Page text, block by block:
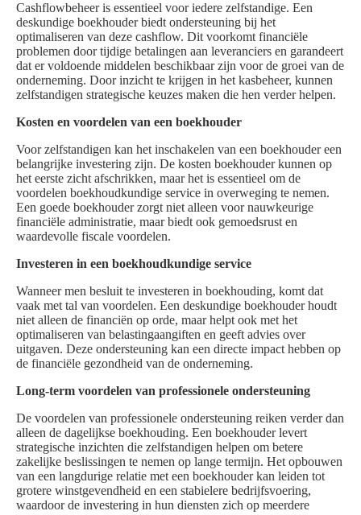
Cashflowbeheer is essentieel voor iedere zelfstandige. Een
deskundige boekhouder biedt ondersteuning bij het
optimaliseren van deze cashflow. Dit voorkomt financiële
problemen door tijdige betalingen aan leveranciers en garandeert
dat er voldoende middelen beschikbaar zijn voor de groei van de
onderneming. Door inzicht te krijgen in het kasbeheer, kunnen
zelfstandigen strategische keuzes maken die hen verder helpen.
Kosten en voordelen van een boekhouder
Voor zelfstandigen kan het inschakelen van een boekhouder een
belangrijke investering zijn. De kosten boekhouder kunnen op
het eerste zicht afschrikken, maar het is essentieel om de
voordelen boekhoudkundige service in overweging te nemen.
Een goede boekhouder zorgt niet alleen voor nauwkeurige
financiële administratie, maar biedt ook gemoedsrust en
waardevolle fiscale voordelen.
Investeren in een boekhoudkundige service
Wanneer men besluit te investeren in boekhouding, komt dat
vaak met tal van voordelen. Een deskundige boekhouder houdt
niet alleen de financiën op orde, maar helpt ook met het
optimaliseren van belastingaangiften en geeft advies over
uitgaven. Deze ondersteuning kan een directe impact hebben op
de financiële gezondheid van de onderneming.
Long-term voordelen van professionele ondersteuning
De voordelen van professionele ondersteuning reiken verder dan
alleen de dagelijkse boekhouding. Een boekhouder levert
strategische inzichten die zelfstandigen helpen om betere
zakelijke beslissingen te nemen op lange termijn. Het opbouwen
van een langdurige relatie met een boekhouder kan leiden tot
grotere winstgevendheid en een stabielere bedrijfsvoering,
waardoor de investering in hun diensten zich op meerdere